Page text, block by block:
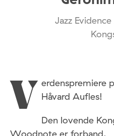
Jazz
V erdenspremiere
Håvard Aufles!
Den lovende